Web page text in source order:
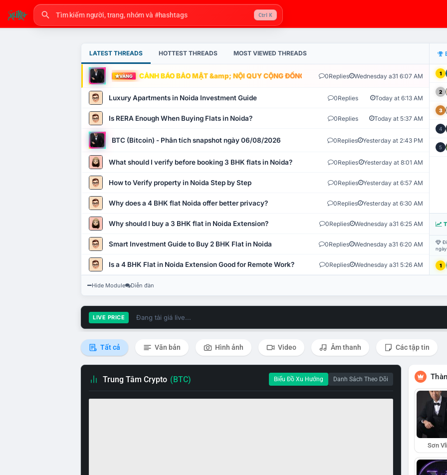
Ctrl K
LATEST THREADS HOTTEST THREADS MOST VIEWED THREADS
VÀNG CẢNH BÁO BẢO MẬT &amp; NỘI QUY CỘNG ĐỒNG VLIKE.VN: HỆ THỐNG GIÁM SÁT TỰ
0Replies Wednesday a31 6:07 AM
Luxury Apartments in Noida Investment Guide 0Replies Today at 6:13 AM
Is RERA Enough When Buying Flats in Noida? 0Replies Today at 5:37 AM
BTC (Bitcoin) - Phân tích snapshot ngày 06/08/2026 0Replies Yesterday at 2:43 PM
What should I verify before booking 3 BHK flats in Noida? 0Replies Yesterday at 8:01 AM
How to Verify property in Noida Step by Step 0Replies Yesterday at 6:57 AM
Why does a 4 BHK flat Noida offer better privacy? 0Replies Yesterday at 6:30 AM
Why should I buy a 3 BHK flat in Noida Extension? 0Replies Wednesday a31 6:25 AM
Smart Investment Guide to Buy 2 BHK Flat in Noida 0Replies Wednesday a31 6:20 AM
Is a 4 BHK Flat in Noida Extension Good for Remote Work? 0Replies Wednesday a31 5:26 AM
1
2
3
4
5
1
Hide Module Diễn đàn
LIVE PRICE Đang tải giá live...
Tất cả Văn bản Hình ảnh Video Âm thanh Các tập tin
Trung Tâm Crypto (BTC) Biểu Đồ Xu Hướng Danh Sách Theo Dõi
Sơn